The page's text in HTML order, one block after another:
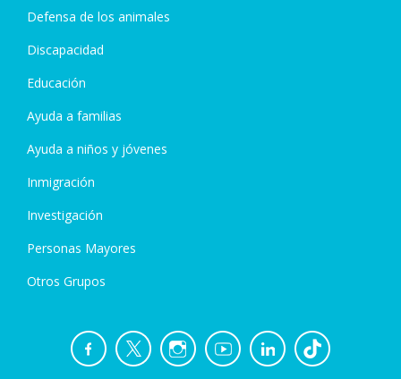
Defensa de los animales
Discapacidad
Educación
Ayuda a familias
Ayuda a niños y jóvenes
Inmigración
Investigación
Personas Mayores
Otros Grupos